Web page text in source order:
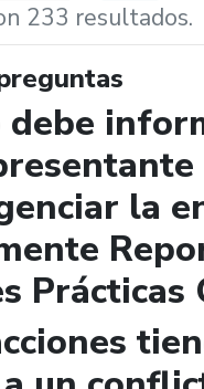
233 resultados.
debe
la
Prácticas